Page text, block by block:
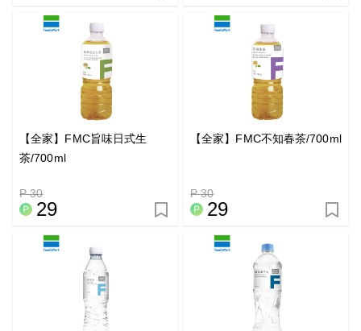
【全家】FMC旨味日式生
茶/700ml
P 30
29
【全家】FMC不知春茶/700ml
P 30
29